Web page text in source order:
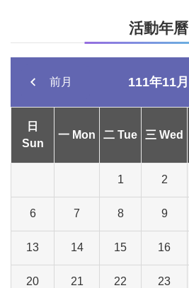
活動年曆
前月 111年11月
日
Sun
一 Mon 二 Tue 三 Wed
1 2
6 7 8 9
13 14 15 16
20 21 22 23